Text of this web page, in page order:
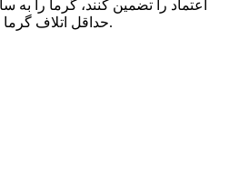
اعتماد را تضمین کنند، گرما را
حداقل اتلاف گرما و بازده انرژی بهینه می رساند.